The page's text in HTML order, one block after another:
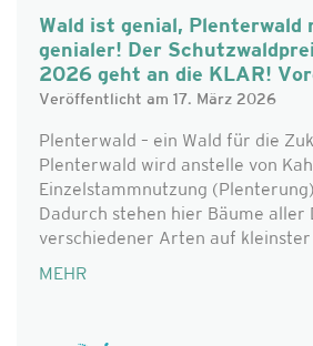
Wald ist genial, Plenterwald
genialer! Der
2026 geht an die KLAR!
Veröffentlicht am 17. März 2026
Plenterwald – ein Wald für die
Plenterwald wird anstelle von
Einzelstammnutzung
Dadurch stehen hier Bäume aller
verschiedener Arten auf kleinster
MEHR